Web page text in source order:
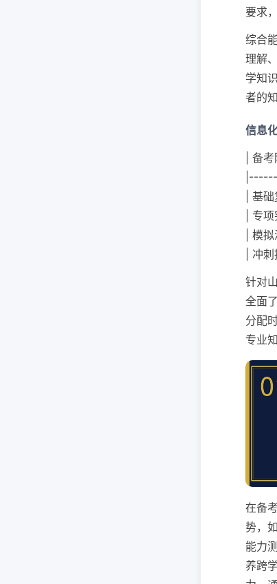
要求
综合
理解
学知
者的
信息
| 备
| 基
| 专
| 模
| 冲
针对
全面
分配
专业
在备
势，
能力
养跨